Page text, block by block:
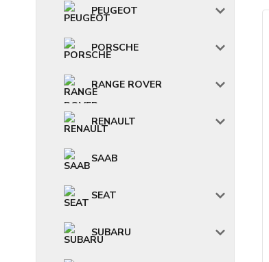
PEUGEOT
PORSCHE
RANGE ROVER
RENAULT
SAAB
SEAT
SUBARU